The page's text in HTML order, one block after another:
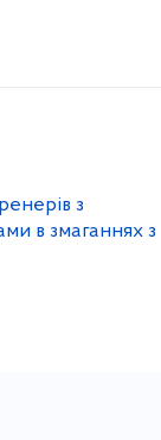
з
в змаганнях з